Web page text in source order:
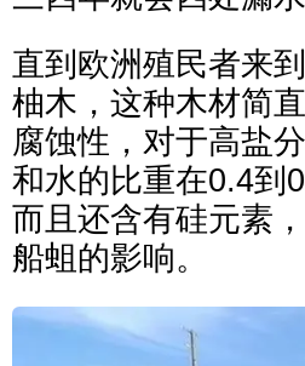
直到欧洲殖民者来
柚木，这种木材简
腐蚀性，对于高盐
和水的比重在0.4到
而且还含有硅元素
船蛆的影响。